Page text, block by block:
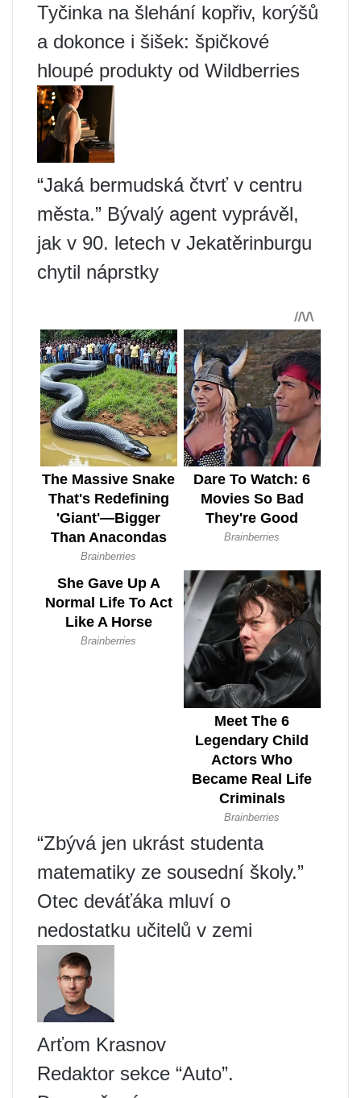
Tyčinka na šlehání kopřiv, korýšů
a dokonce i šišek: špičkové
hloupé produkty od Wildberries
“Jaká bermudská čtvrť v centru
města.” Bývalý agent vyprávěl,
jak v 90. letech v Jekatěrinburgu
chytil náprstky
“Zbývá jen ukrást studenta
matematiky ze sousední školy.”
Otec deváťáka mluví o
nedostatku učitelů v zemi
Arťom Krasnov
Redaktor sekce “Auto”.